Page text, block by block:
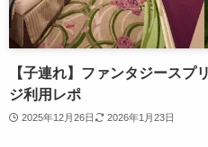
【子連れ】ファンタジースプ
ジ利用レポ
2025年12月26日 2026年1月23日